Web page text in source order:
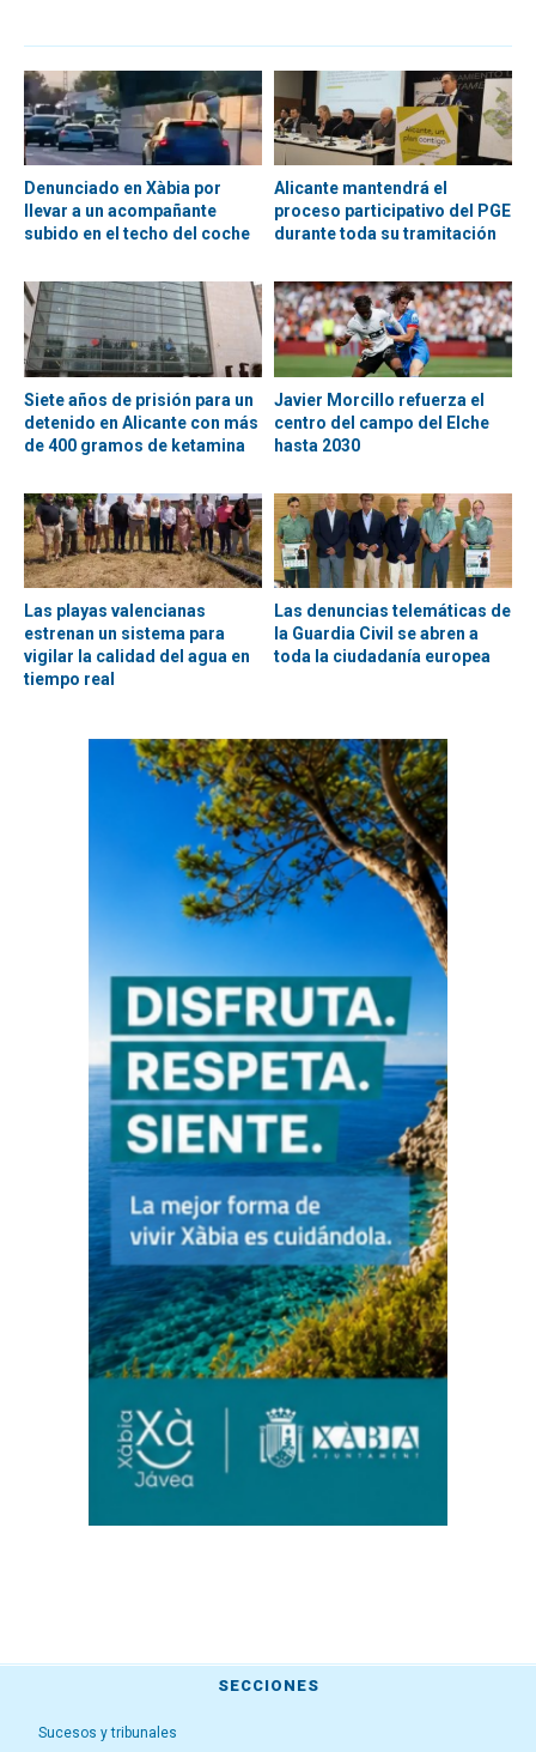
Denunciado en Xàbia por
llevar a un acompañante
subido en el techo del coche
Alicante mantendrá el
proceso participativo del PGE
durante toda su tramitación
Siete años de prisión para un
detenido en Alicante con más
de 400 gramos de ketamina
Javier Morcillo refuerza el
centro del campo del Elche
hasta 2030
Las playas valencianas
estrenan un sistema para
vigilar la calidad del agua en
tiempo real
Las denuncias telemáticas de
la Guardia Civil se abren a
toda la ciudadanía europea
SECCIONES
Sucesos y tribunales